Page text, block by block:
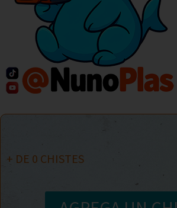
+ DE 0 CHISTES